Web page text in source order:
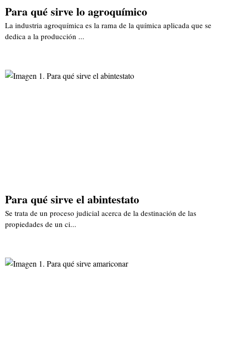
Para qué sirve lo agroquímico
La industria agroquímica es la rama de la química aplicada que se
dedica a la producción ...
Para qué sirve el abintestato
Se trata de un proceso judicial acerca de la destinación de las
propiedades de un ci...